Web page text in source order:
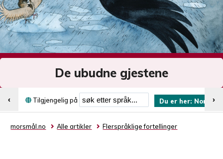
De ubudne gjestene
Tilgjengelig på
Søk etter språk
Du er her: Norsk
‹ ›
morsmål.no Alle artikler Flerspråklige fortellinger